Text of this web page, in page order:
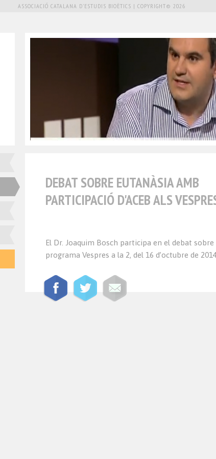
ASSOCIACIÓ CATALANA D'ESTUDIS BIOÈTICS | COPYRIGHT© 2026
DEBAT SOBRE EUTANÀSIA AMB
PARTICIPACIÓ D'ACEB ALS
El Dr. Joaquim Bosch participa en el debat sobre
programa Vespres a la 2, del 16 d’octubre de